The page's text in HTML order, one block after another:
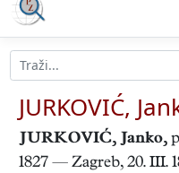
JURKOVIĆ,
JURKOVIĆ, Janko,
1827 — Zagreb, 20. III.